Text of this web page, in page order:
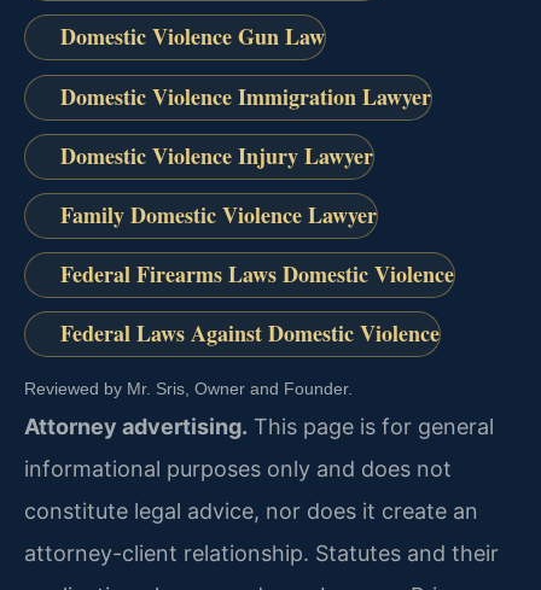
Domestic Violence Gun Law
Domestic Violence Immigration Lawyer
Domestic Violence Injury Lawyer
Family Domestic Violence Lawyer
Federal Firearms Laws Domestic Violence
Federal Laws Against Domestic Violence
Reviewed by Mr. Sris, Owner and Founder.
Attorney advertising. This page is for general
informational purposes only and does not
constitute legal advice, nor does it create an
attorney-client relationship. Statutes and their